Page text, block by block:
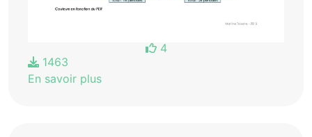
4
1463
En savoir plus